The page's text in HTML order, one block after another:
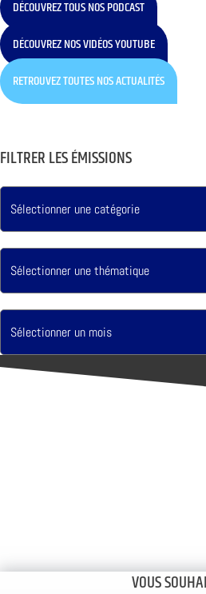
DÉCOUVREZ TOUS NOS PODCAST
DÉCOUVREZ NOS VIDÉOS YOUTUBE
RETROUVEZ TOUTES NOS ACTUALITÉS
FILTRER LES ÉMISSIONS
VOUS